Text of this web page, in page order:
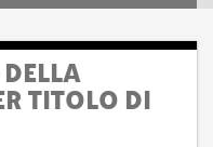
TITOLO DI